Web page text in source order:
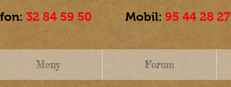
32 84 59 50 Mobil: 95 44 28 27
Meny Forum